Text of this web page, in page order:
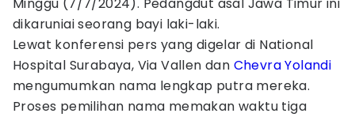
dikaruniai seorang bayi laki-laki.
Lewat konferensi pers yang digelar di National
Hospital Surabaya, Via Vallen dan Chevra Yolandi
mengumumkan nama lengkap putra mereka.
Proses pemilihan nama memakan waktu tiga